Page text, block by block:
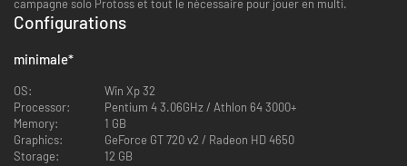
campagne solo Protoss et tout le nécessaire pour jouer en multi.
Configurations
minimale*
OS:
Win Xp 32
Processor:
Pentium 4 3.06GHz / Athlon 64 3000+
Memory:
1 GB
Graphics:
GeForce GT 720 v2 / Radeon HD 4650
Storage:
12 GB